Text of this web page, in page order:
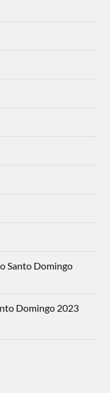
Santo Domingo
Domingo 2023